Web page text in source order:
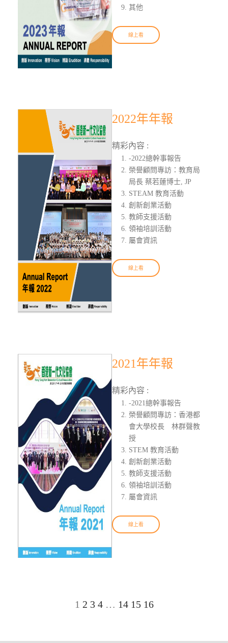
其他
線上看
2022年年報
精彩內容 :
-2022總幹事報告
榮譽顧問專訪：教育局
局長 蔡若蓮博士, JP
STEAM 教育活動
創新創業活動
教師支援活動
領袖培訓活動
屬會資訊
線上看
2021年年報
精彩內容 :
-2021總幹事報告
榮譽顧問專訪：香港都
會大學校長 林群聲教
授
STEM 教育活動
創新創業活動
教師支援活動
領袖培訓活動
屬會資訊
線上看
1 2 3 4 … 14 15 16